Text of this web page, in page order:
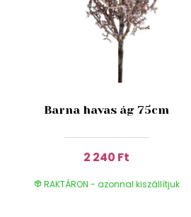
Barna havas ág 75cm
2 240 Ft
RAKTÁRON - azonnal kiszállítjuk